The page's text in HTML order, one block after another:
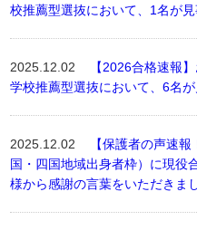
校推薦型選抜において、1名が見
2025.12.02
【2026合格速報
学校推薦型選抜において、6名が
2025.12.02
【保護者の声速
国・四国地域出身者枠）に現役
様から感謝の言葉をいただきま